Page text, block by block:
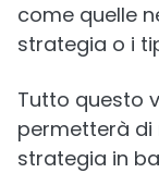
come quelle
strategia o i
Tutto questo
permetterà di
strategia in